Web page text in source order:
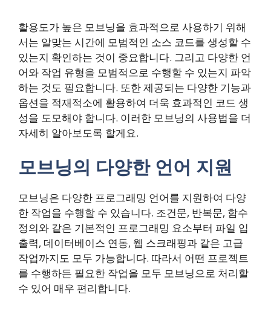
활용도가 높은 모브닝을 효과적으로 사용하기 위해
서는 알맞는 시간에 모범적인 소스 코드를 생성할 수
있는지 확인하는 것이 중요합니다. 그리고 다양한 언
어와 작업 유형을 모범적으로 수행할 수 있는지 파악
하는 것도 필요합니다. 또한 제공되는 다양한 기능과
옵션을 적재적소에 활용하여 더욱 효과적인 코드 생
성을 도모해야 합니다. 이러한 모브닝의 사용법을 더
자세히 알아보도록 할게요.
모브닝의 다양한 언어 지원
모브닝은 다양한 프로그래밍 언어를 지원하여 다양
한 작업을 수행할 수 있습니다. 조건문, 반복문, 함수
정의와 같은 기본적인 프로그래밍 요소부터 파일 입
출력, 데이터베이스 연동, 웹 스크래핑과 같은 고급
작업까지도 모두 가능합니다. 따라서 어떤 프로젝트
를 수행하든 필요한 작업을 모두 모브닝으로 처리할
수 있어 매우 편리합니다.